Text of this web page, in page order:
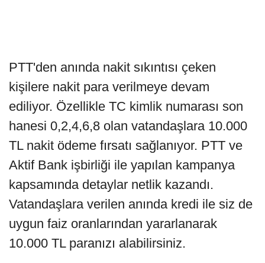
PTT'den anında nakit sıkıntısı çeken
kişilere nakit para verilmeye devam
ediliyor. Özellikle TC kimlik numarası son
hanesi 0,2,4,6,8 olan vatandaşlara 10.000
TL nakit ödeme fırsatı sağlanıyor. PTT ve
Aktif Bank işbirliği ile yapılan kampanya
kapsamında detaylar netlik kazandı.
Vatandaşlara verilen anında kredi ile siz de
uygun faiz oranlarından yararlanarak
10.000 TL paranızı alabilirsiniz.